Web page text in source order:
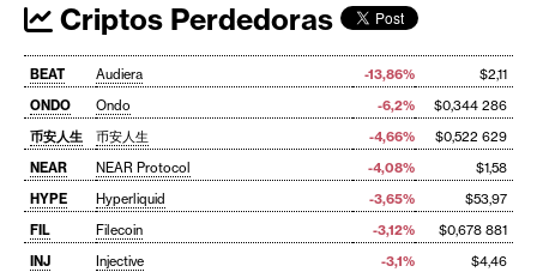
Criptos Perdedoras
BEAT Audiera -13,86%
$2,11
ONDO
Ondo -6,2%
$0,344 286
币安人生
币安人生 -4,66%
$0,522 629
NEAR
NEAR Protocol -4,08%
$1,58
HYPE
Hyperliquid -3,65%
$53,97
FIL
Filecoin -3,12%
$0,678 881
INJ
Injective -3,1%
$4,46